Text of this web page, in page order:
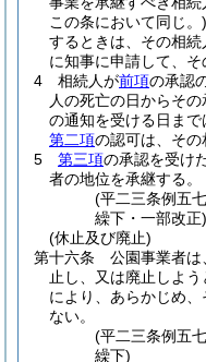
この条において同じ。)
するときは、その相
に知事に申請して、そ
4
相続人が前項の承認
人の死亡の日からそ
の通知を受ける日ま
第二項の認可は、その
5
第三項の承認を受け
者の地位を承継する。
(平二三条例五
繰下・一部改正)
(休止及び廃止)
第十六条
公園事業者
止し、又は廃止しよ
により、あらかじめ
ない。
(平二三条例五
繰下)